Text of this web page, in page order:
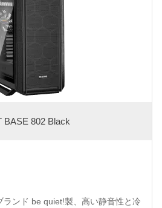
BASE 802 Black
ランド be quiet!製、高い静音性と冷